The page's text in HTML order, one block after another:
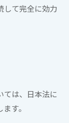
して完全に効力
ては、日本法に
す。